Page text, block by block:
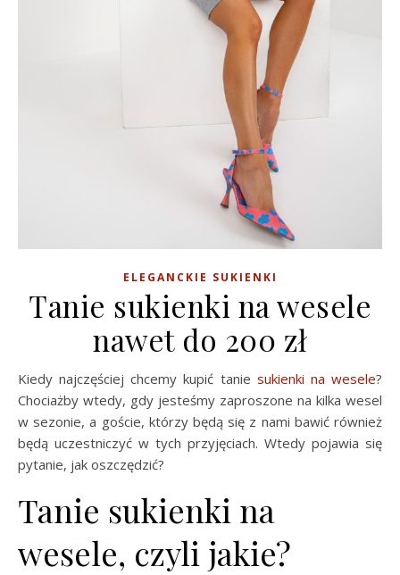
ELEGANCKIE SUKIENKI
Tanie sukienki na wesele
nawet do 200 zł
Kiedy najczęściej chcemy kupić tanie sukienki na wesele?
Chociażby wtedy, gdy jesteśmy zaproszone na kilka wesel
w sezonie, a goście, którzy będą się z nami bawić również
będą uczestniczyć w tych przyjęciach. Wtedy pojawia się
pytanie, jak oszczędzić?
Tanie sukienki na
wesele, czyli jakie?